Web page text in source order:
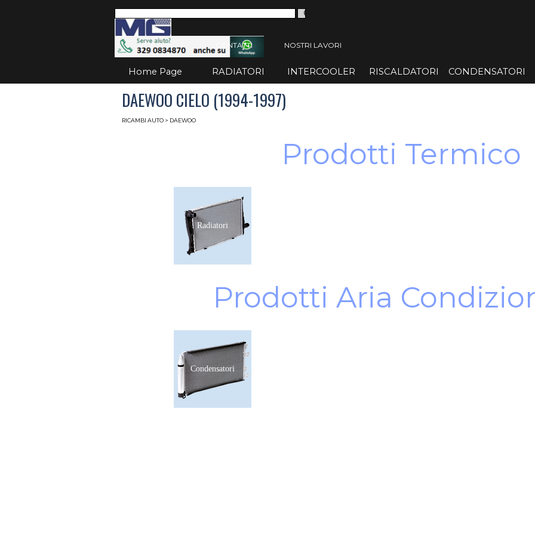
Salta menù
CONTATTI NOSTRI LAVORI
Home Page RADIATORI ▼
INTERCOOLER ▼
RISCALDATORI ▼
CONDENSATORI
DAEWOO CIELO (1994-1997)
RICAMBI AUTO > DAEWOO
Prodotti Termico
Radiatori
Prodotti Aria
Condensatori